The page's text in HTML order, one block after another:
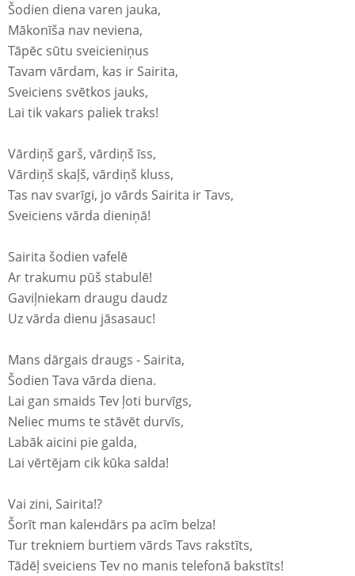
Šodien diena varen jauka,
Mākonīša nav neviena,
Tāpēc sūtu sveicieniņus
Tavam vārdam, kas ir Sairita,
Sveiciens svētkos jauks,
Lai tik vakars paliek traks!
Vārdiņš garš, vārdiņš īss,
Vārdiņš skaļš, vārdiņš kluss,
Tas nav svarīgi, jo vārds Sairita ir Tavs,
Sveiciens vārda dieniņā!
Sairita šodien vafelē
Ar trakumu pūš stabulē!
Gaviļniekam draugu daudz
Uz vārda dienu jāsasauc!
Mans dārgais draugs - Sairita,
Šodien Tava vārda diena.
Lai gan smaids Tev ļoti burvīgs,
Neliec mums te stāvēt durvīs,
Labāk aicini pie galda,
Lai vērtējam cik kūka salda!
Vai zini, Sairita!?
Šorīt man kaleнdārs pa acīm belza!
Tur trekniem burtiem vārds Tavs rakstīts,
Tādēļ sveiciens Tev no manis telefonā bakstīts!